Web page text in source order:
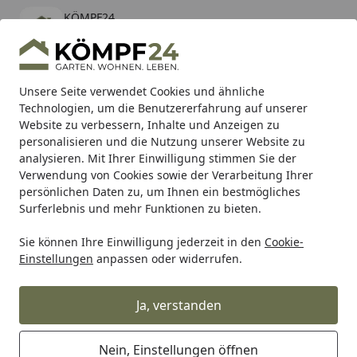
Unsere Seite verwendet Cookies und ähnliche
Technologien, um die Benutzererfahrung auf unserer
Website zu verbessern, Inhalte und Anzeigen zu
personalisieren und die Nutzung unserer Website zu
analysieren. Mit Ihrer Einwilligung stimmen Sie der
Verwendung von Cookies sowie der Verarbeitung Ihrer
persönlichen Daten zu, um Ihnen ein bestmögliches
Surferlebnis und mehr Funktionen zu bieten.
Sie können Ihre Einwilligung jederzeit in den Cookie-
Einstellungen anpassen oder widerrufen.
Ja, verstanden
Nein, Einstellungen öffnen
KÖMPF24
kostenlos - Im App Store
Hotline
Alle Produkte
Mein Konto
Suchen
Karibu Pools inkl. gratis Sandfilteranlage & Pool-
Starterset (Gesamtwert bis 468,99€)
Startseite
Auto & Zweirad Motorradzubehör & Werkzeuge
Supersprox Edge-Kettenrad 525 38Z